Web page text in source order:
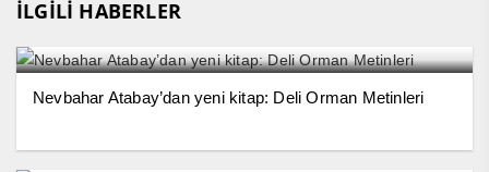
İLGİLİ HABERLER
Nevbahar Atabay’dan yeni kitap: Deli Orman Metinleri